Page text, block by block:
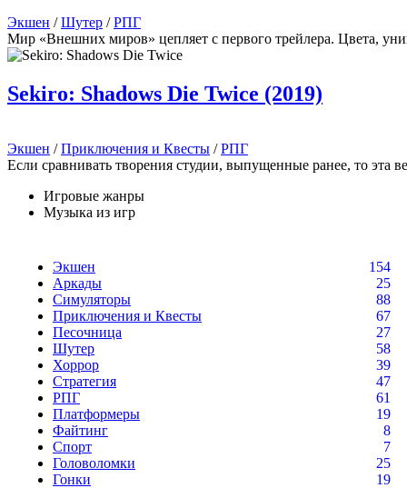
Экшен /Шутер /РПГ
Мир «Внешних миров» цепляет с первого трейлера. Цвета,
Sekiro: Shadows Die Twice (2019)
Экшен /Приключения и Квесты /РПГ
Если сравнивать творения студии, выпущенные ранее, то эта
Игровые жанры
Музыка из игр
Экшен
154
Аркады
25
Симуляторы
88
Приключения и Квесты
67
Песочница
27
Шутер
58
Хоррор
39
Стратегия
47
РПГ
61
Платформеры
19
Файтинг
8
Спорт
7
Головоломки
25
Гонки
19